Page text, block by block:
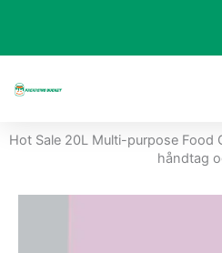
indholdet
Hot Sale 20L Multi-purpose Food
håndtag